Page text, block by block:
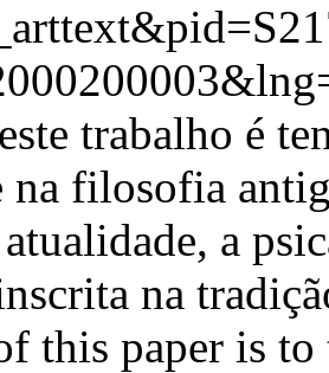
trabalho é
na filosofia
a
na
this paper is